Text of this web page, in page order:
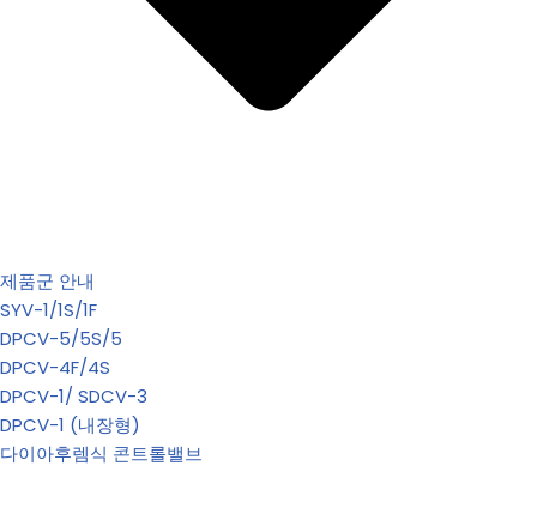
제품군 안내
SYV-1/1S/1F
DPCV-5/5S/5
DPCV-4F/4S
DPCV-1/ SDCV-3
DPCV-1 (내장형)
다이아후렘식 콘트롤밸브